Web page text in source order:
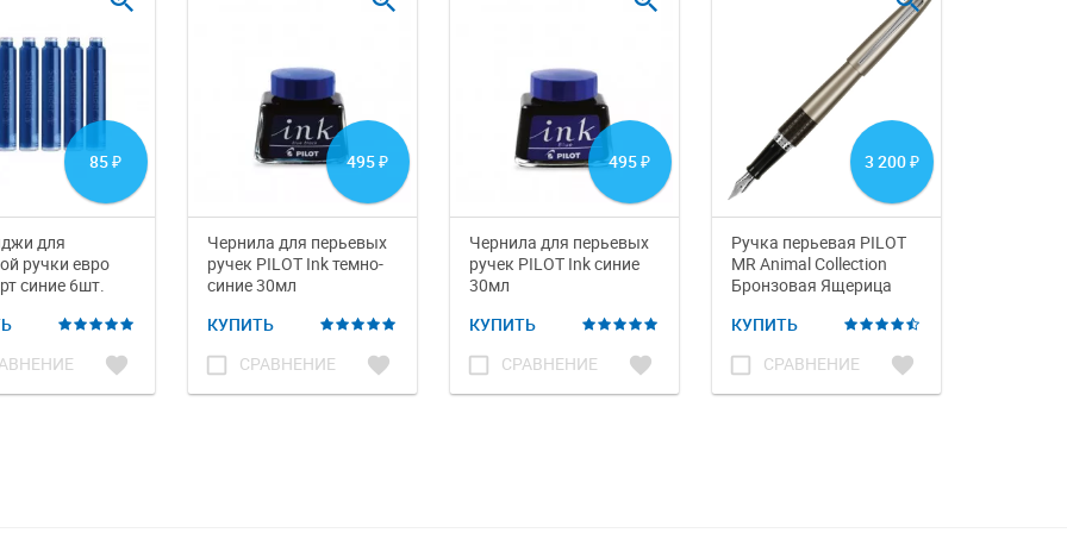
85 ₽
для
ручки евро
синие 6шт.
favorite
495 ₽
Чернила для перьевых
ручек PILOT Ink темно-
синие 30мл
КУПИТЬ
check_box_outline_blank СРАВНЕНИЕ favorite
495 ₽
Чернила для перьевых
ручек PILOT Ink синие
30мл
КУПИТЬ
check_box_outline_blank СРАВНЕНИЕ favorite
3 200 ₽
Ручка перьевая PILOT
MR Animal Collection
Бронзовая Ящерица
КУПИТЬ
check_box_outline_blank СРАВНЕНИЕ favorite